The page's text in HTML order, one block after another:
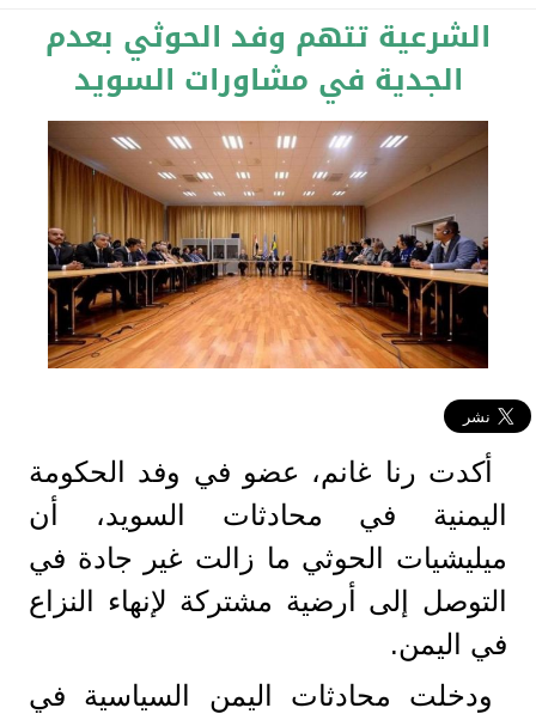
الشرعية تتهم وفد الحوثي بعدم
الجدية في مشاورات السويد
أكدت رنا غانم، عضو في وفد الحكومة
اليمنية في محادثات السويد، أن
ميليشيات الحوثي ما زالت غير جادة في
التوصل إلى أرضية مشتركة لإنهاء النزاع
في اليمن.
ودخلت محادثات اليمن السياسية في